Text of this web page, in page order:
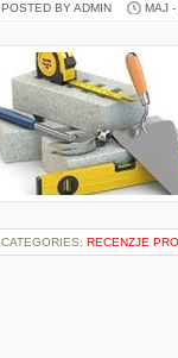
POSTED BY ADMIN MAJ
CATEGORIES: RECENZJE